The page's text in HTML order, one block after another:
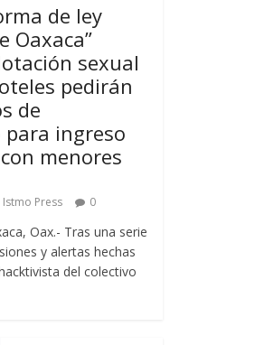
de ley
Oaxaca”
sexual
pedirán
de
para ingreso
menores
Istmo Press 0
Oax.- Tras una serie
y alertas hechas
del colectivo